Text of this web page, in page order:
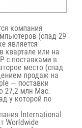
компания
(спад 29
является
квартале или на
с поставками в
место (спад
продаж на
— поставки
27,2 млн Mac.
у которой по
International
Worldwide